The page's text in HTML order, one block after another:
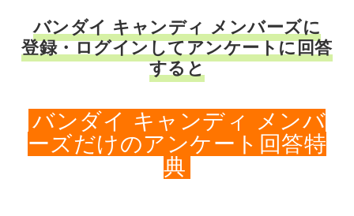
バンダイ キャンディ メンバーズに
登録・ログインしてアンケートに回答
すると
バンダイ キャンディ メンバ
ーズだけのアンケート回答特
典